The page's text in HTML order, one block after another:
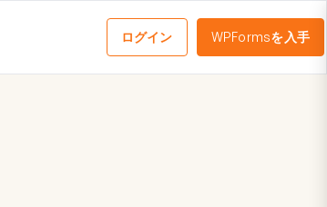
ログイン WPFormsを入手